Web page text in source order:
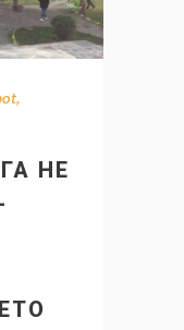
,
НЕ